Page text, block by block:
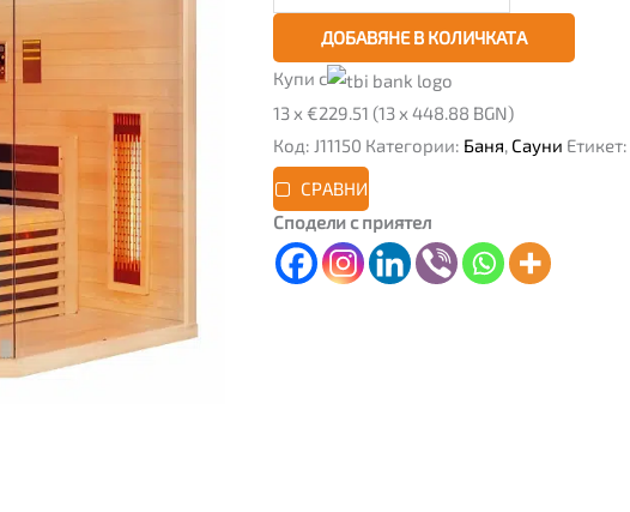
ДОБАВЯНЕ В КОЛИЧКАТА
Купи с
13 x €229.51 (13 x 448.88 BGN)
Код: J11150 Категории: Баня, Сауни Етикет:
СРАВНИ
Сподели с приятел